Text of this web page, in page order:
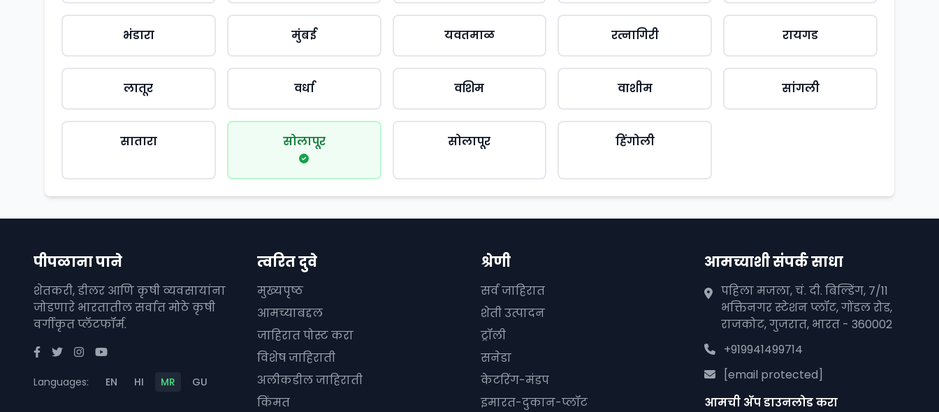
भंडारा मुंबई यवतमाळ रत्नागिरी रायगड
लातूर वर्धा वशिम वाशीम सांगली
सातारा सोलापूर सोलापूर हिंगोली
पीपळाना पाने
शेतकरी, डीलर आणि कृषी व्यवसायांना
जोडणारे भारतातील सर्वात मोठे कृषी
वर्गीकृत प्लॅटफॉर्म.
Languages: EN HI MR GU
त्वरित दुवे
मुख्यपृष्ठ
आमच्याबद्दल
जाहिरात पोस्ट करा
विशेष जाहिराती
अलीकडील जाहिराती
किंमत
श्रेणी
सर्व जाहिरात
शेती उत्पादन
ट्रॉली
सनेडा
केटरिंग-मंडप
इमारत-दुकान-प्लॉट
आमच्याशी संपर्क साधा
पहिला मजला, चं. दी. बिल्डिंग, 7/11
भक्तिनगर स्टेशन प्लॉट, गोंडल रोड,
राजकोट, गुजरात, भारत - 360002
+919941499714
[email protected]
आमची अ‍ॅप डाउनलोड करा